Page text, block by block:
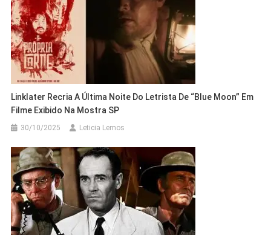
Linklater Recria A Última Noite Do Letrista De “Blue Moon” Em
Filme Exibido Na Mostra SP
30/10/2025 Leticia Lemos